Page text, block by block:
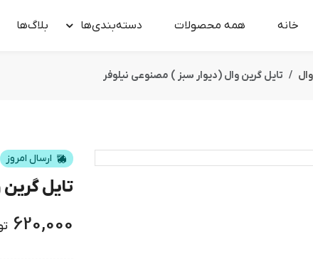
خانه همه محصولات دسته‌بندی‌ها بلاگ‌ها
تایل گرین وال (دیوار سبز ) مصنوعی نیلوفر
ارسال امروز
تایل
620,000